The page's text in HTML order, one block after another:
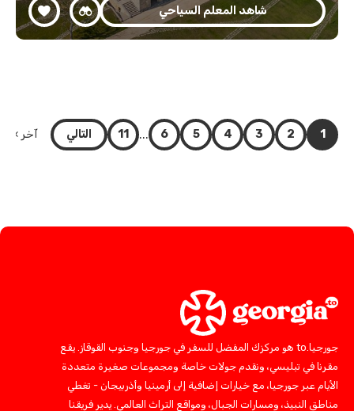
شاهد المعلم السياحي
1
2
3
4
5
6
...
11 التالي آخر »
جورجيا.to هو مركزك المفضل للسفر في جورجيا وجنوب القوقاز. يقع
مقرنا في تبليسي، ونقدم جولات خاصة ومجموعات صغيرة متعددة
الأيام عبر جورجيا، مع خيارات إضافية إلى أرمينيا وأذربيجان - تغطي
مناطق النبيذ، ومسارات الجبال، ومواقع التراث العالمي. يدير فريقنا